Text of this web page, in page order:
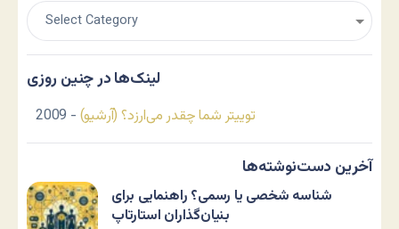
لینک‌ها در چنین روزی
توییتر شما چقدر می‌ارزد؟ (آرشیو) - 2009
آخرین دست‌نوشته‌ها
شناسه شخصی یا رسمی؟ راهنمایی برای
بنیان‌گذاران استارتاپ